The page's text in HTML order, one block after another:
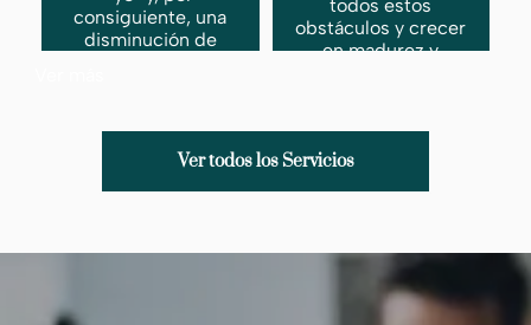
consiguiente, una
disminución de
todos estos
obstáculos y crecer
en madurez y
Ver todos los Servicios